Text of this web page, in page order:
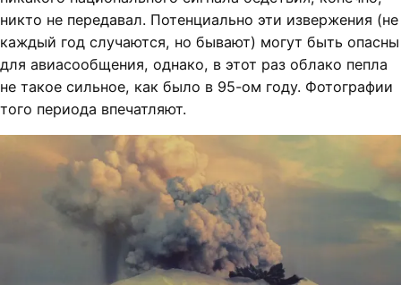
никто не передавал. Потенциально эти извержения (не
каждый год случаются, но бывают) могут быть опасны
для авиасообщения, однако, в этот раз облако пепла
не такое сильное, как было в 95-ом году. Фотографии
того периода впечатляют.